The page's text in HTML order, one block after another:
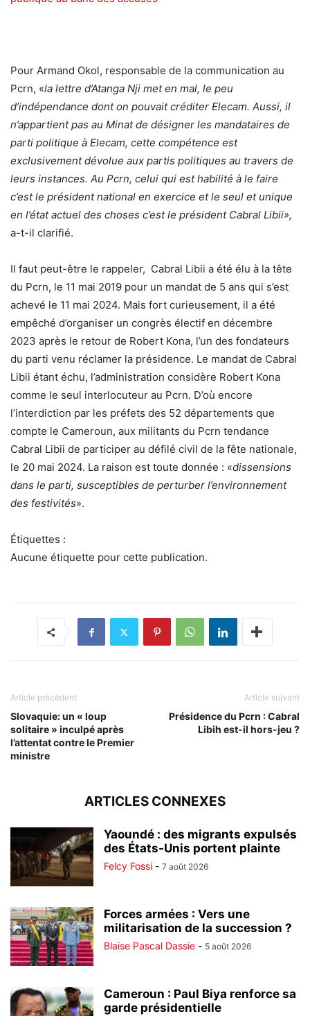
Pour Armand Okol, responsable de la communication au
Pcrn, «la lettre d’Atanga Nji met en mal, le peu
d’indépendance dont on pouvait créditer Elecam. Aussi, il
n’appartient pas au Minat de désigner les mandataires de
parti politique à Elecam, cette compétence est
exclusivement dévolue aux partis politiques au travers de
leurs instances. Au Pcrn, celui qui est habilité à le faire
c’est le président national en exercice et le seul et unique
en l’état actuel des choses c’est le président Cabral Libii»,
a-t-il clarifié.
Il faut peut-être le rappeler, Cabral Libii a été élu à la tête
du Pcrn, le 11 mai 2019 pour un mandat de 5 ans qui s’est
achevé le 11 mai 2024. Mais fort curieusement, il a été
empêché d’organiser un congrès électif en décembre
2023 après le retour de Robert Kona, l’un des fondateurs
du parti venu réclamer la présidence. Le mandat de Cabral
Libii étant échu, l’administration considère Robert Kona
comme le seul interlocuteur au Pcrn. D’où encore
l’interdiction par les préfets des 52 départements que
compte le Cameroun, aux militants du Pcrn tendance
Cabral Libii de participer au défilé civil de la fête nationale,
le 20 mai 2024. La raison est toute donnée : «dissensions
dans le parti, susceptibles de perturber l’environnement
des festivités».
Étiquettes :
Aucune étiquette pour cette publication.
Article précédent
Slovaquie: un « loup
solitaire » inculpé après
l’attentat contre le Premier
ministre
Article suivant
Présidence du Pcrn : Cabral
Libih est-il hors-jeu ?
ARTICLES CONNEXES
Yaoundé : des migrants expulsés
des États-Unis portent plainte
Felcy Fossi - 7 août 2026
Forces armées : Vers une
militarisation de la succession ?
Blaise Pascal Dassie - 5 août 2026
Cameroun : Paul Biya renforce sa
garde présidentielle